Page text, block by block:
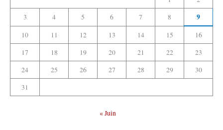
3
4 5 6 7 8 9
10 11 12 13 14 15
16
17
18 19 20 21 22
23
24
25 26 27 28 29
30
31
« Juin